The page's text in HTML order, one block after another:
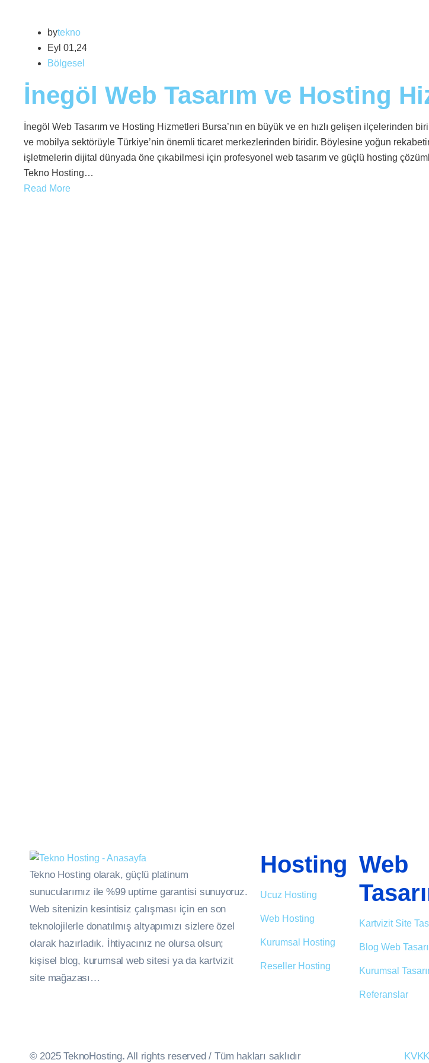
bytekno
Eyl 01,24
Bölgesel
İnegöl Web Tasarım ve Hosting
İnegöl Web Tasarım ve Hosting Hizmetleri Bursa’nın en büyük ve en hızlı gelişen ilçelerinden
ve mobilya sektörüyle Türkiye’nin önemli ticaret merkezlerinden biridir. Böylesine yoğun
işletmelerin dijital dünyada öne çıkabilmesi için profesyonel web tasarım ve güçlü hosting
Tekno Hosting…
Read More
Tekno Hosting olarak, güçlü platinum
sunucularımız ile %99 uptime garantisi sunuyoruz.
Web sitenizin kesintisiz çalışması için en son
teknolojilerle donatılmış altyapımızı sizlere özel
olarak hazırladık. İhtiyacınız ne olursa olsun;
kişisel blog, kurumsal web sitesi ya da kartvizit
site mağazası…
Hosting
Ucuz Hosting
Web Hosting
Kurumsal Hosting
Reseller Hosting
Web
Kartvizit Site
Blog Web
Kurumsal
Referanslar
© 2025 TeknoHosting. All rights reserved / Tüm hakları saklıdır